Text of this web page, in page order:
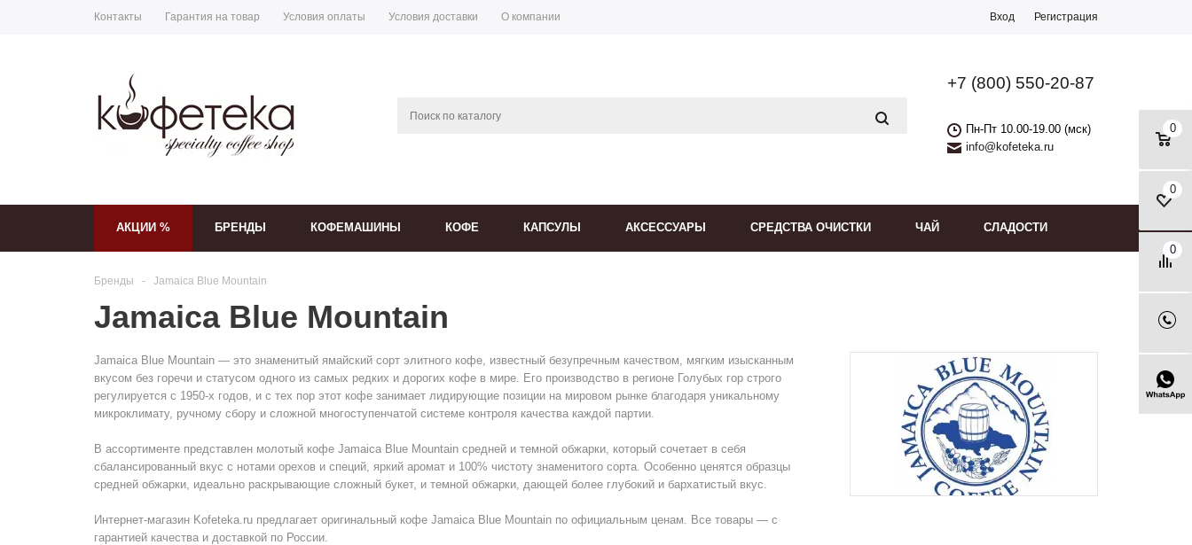
Контакты Гарантия на товар Условия оплаты Условия доставки О компании Вход Регистрация
+7 (800) 550-20-87
Пн-Пт 10.00-19.00 (мск)
info@kofeteka.ru
0
0
0
АКЦИИ % БРЕНДЫ КОФЕМАШИНЫ КОФЕ КАПСУЛЫ АКСЕССУАРЫ СРЕДСТВА ОЧИСТКИ ЧАЙ СЛАДОСТИ
Бренды - Jamaica Blue Mountain
Jamaica Blue Mountain
Jamaica Blue Mountain — это знаменитый ямайский сорт элитного кофе, известный безупречным качеством, мягким изысканным
вкусом без горечи и статусом одного из самых редких и дорогих кофе в мире. Его производство в регионе Голубых гор строго
регулируется с 1950-х годов, и с тех пор этот кофе занимает лидирующие позиции на мировом рынке благодаря уникальному
микроклимату, ручному сбору и сложной многоступенчатой системе контроля качества каждой партии.
В ассортименте представлен молотый кофе Jamaica Blue Mountain средней и темной обжарки, который сочетает в себя
сбалансированный вкус с нотами орехов и специй, яркий аромат и 100% чистоту знаменитого сорта. Особенно ценятся образцы
средней обжарки, идеально раскрывающие сложный букет, и темной обжарки, дающей более глубокий и бархатистый вкус.
Интернет-магазин Kofeteka.ru предлагает оригинальный кофе Jamaica Blue Mountain по официальным ценам. Все товары — с
гарантией качества и доставкой по России.